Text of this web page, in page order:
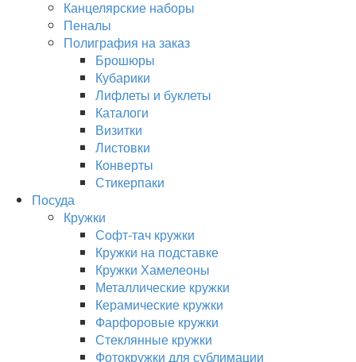
Канцелярские наборы
Пеналы
Полиграфия на заказ
Брошюры
Кубарики
Лифлеты и буклеты
Каталоги
Визитки
Листовки
Конверты
Стикерпаки
Посуда
Кружки
Софт-тач кружки
Кружки на подставке
Кружки Хамелеоны
Металлические кружки
Керамические кружки
Фарфоровые кружки
Стеклянные кружки
Фотокружки для сублимации